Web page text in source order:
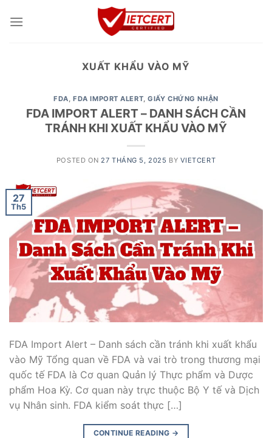
XUẤT KHẨU VÀO MỸ
FDA,FDA IMPORT ALERT,GIẤY CHỨNG NHẬN
FDA IMPORT ALERT – DANH SÁCH CẦN
TRÁNH KHI XUẤT KHẨU VÀO MỸ
POSTED ON 27 THÁNG 5, 2025 BY VIETCERT
27
Th5
FDA Import Alert – Danh sách cần tránh khi xuất khẩu
vào Mỹ Tổng quan về FDA và vai trò trong thương mại
quốc tế FDA là Cơ quan Quản lý Thực phẩm và Dược
phẩm Hoa Kỳ. Cơ quan này trực thuộc Bộ Y tế và Dịch
vụ Nhân sinh. FDA kiểm soát thực […]
CONTINUE READING →